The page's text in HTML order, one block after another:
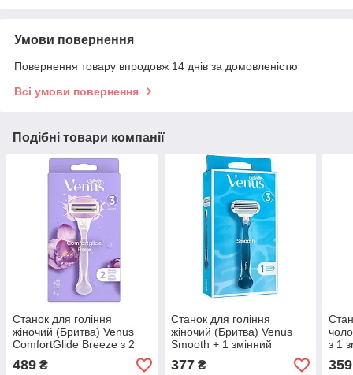
Умови повернення
Повернення товару впродовж 14 днів за домовленістю
Всі умови повернення
Подібні товари компанії
Станок для гоління
жіночий (Бритва) Venus
ComfortGlide Breeze з 2
змінними картриджами
489 ₴
Станок для гоління
жіночий (Бритва) Venus
Smooth + 1 змінний
картридж
377₴
з 1
359